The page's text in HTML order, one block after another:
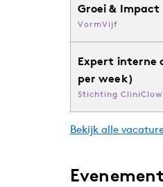
Groei & Impact
VormVijf
Expert interne
per week)
Stichting
Bekijk alle